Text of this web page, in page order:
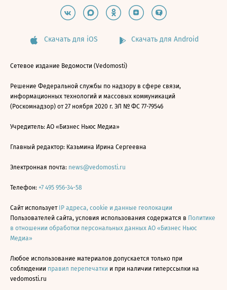
Скачать для iOS Скачать для Android
Сетевое издание Ведомости (Vedomosti)
Решение Федеральной службы по надзору в сфере связи,
информационных технологий и массовых коммуникаций
(Роскомнадзор) от 27 ноября 2020 г. ЭЛ № ФС 77-79546
Учредитель: АО «Бизнес Ньюс Медиа»
Главный редактор: Казьмина Ирина Сергеевна
Электронная почта: news@vedomosti.ru
Телефон: +7 495 956-34-58
Сайт использует IP адреса, cookie и данные геолокации
Пользователей сайта, условия использования содержатся в Политике
в отношении обработки персональных данных АО «Бизнес Ньюс
Медиа»
Любое использование материалов допускается только при
соблюдении правил перепечатки и при наличии гиперссылки на
vedomosti.ru